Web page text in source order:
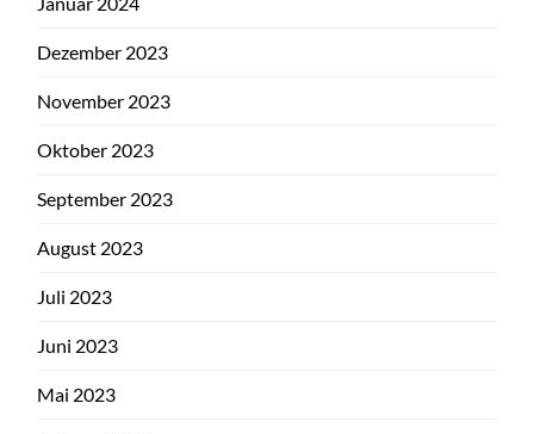
Dezember 2023
November 2023
Oktober 2023
September 2023
August 2023
Juli 2023
Juni 2023
Mai 2023